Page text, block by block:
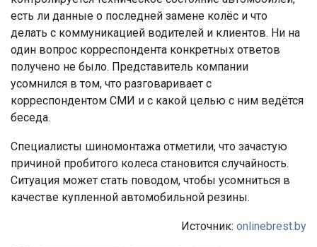
есть ли данные о последней замене колёс и что
делать с коммуникацией водителей и клиентов. Ни на
один вопрос корреспондента конкретных ответов
получено не было. Представитель компании
усомнился в том, что разговаривает с
корреспондентом СМИ и с какой целью с ним ведётся
беседа.
Специалисты шиномонтажа отметили, что зачастую
причиной пробитого колеса становится случайность.
Ситуация может стать поводом, чтобы усомниться в
качестве купленной автомобильной резины.
Источник: onlinebrest.by